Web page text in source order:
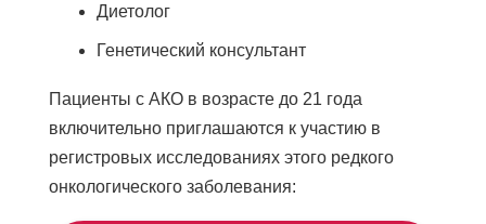
Диетолог
Генетический консультант
Пациенты с АКО в возрасте до 21 года
включительно приглашаются к участию в
регистровых исследованиях этого редкого
онкологического заболевания: